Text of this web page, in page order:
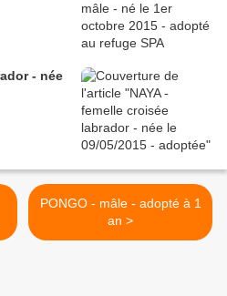
PONGO - mâle - adopté à 1
an >